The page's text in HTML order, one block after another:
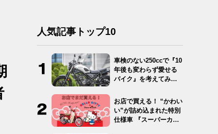
ク
人気記事トップ10
車検のない250ccで『10
年後も変わらず愛せる
バイク』を考えてみ
お店で買える！ “かわい
い”が詰め込まれた特別
仕様車 『スーパーカ